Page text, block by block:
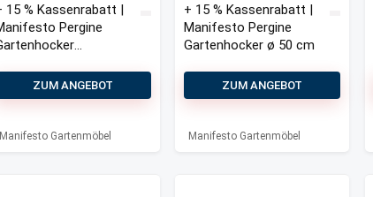
15 % Kassenrabatt |
Pergine
ZUM ANGEBOT
Manifesto Gartenmöbel
+ 15 % Kassenrabatt |
Manifesto Pergine
Gartenhocker ø 50 cm
ZUM ANGEBOT
Manifesto Gartenmöbel